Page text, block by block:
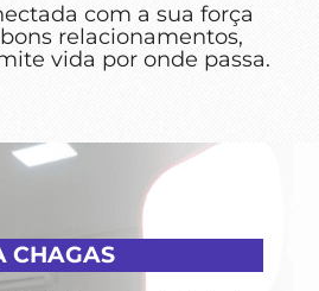
com a sua força
relacionamentos,
vida por onde passa.
CHAGAS